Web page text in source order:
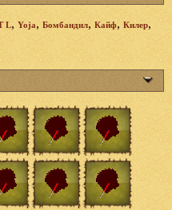
L, Yoja, Бомбандил, Кайф, Килер,